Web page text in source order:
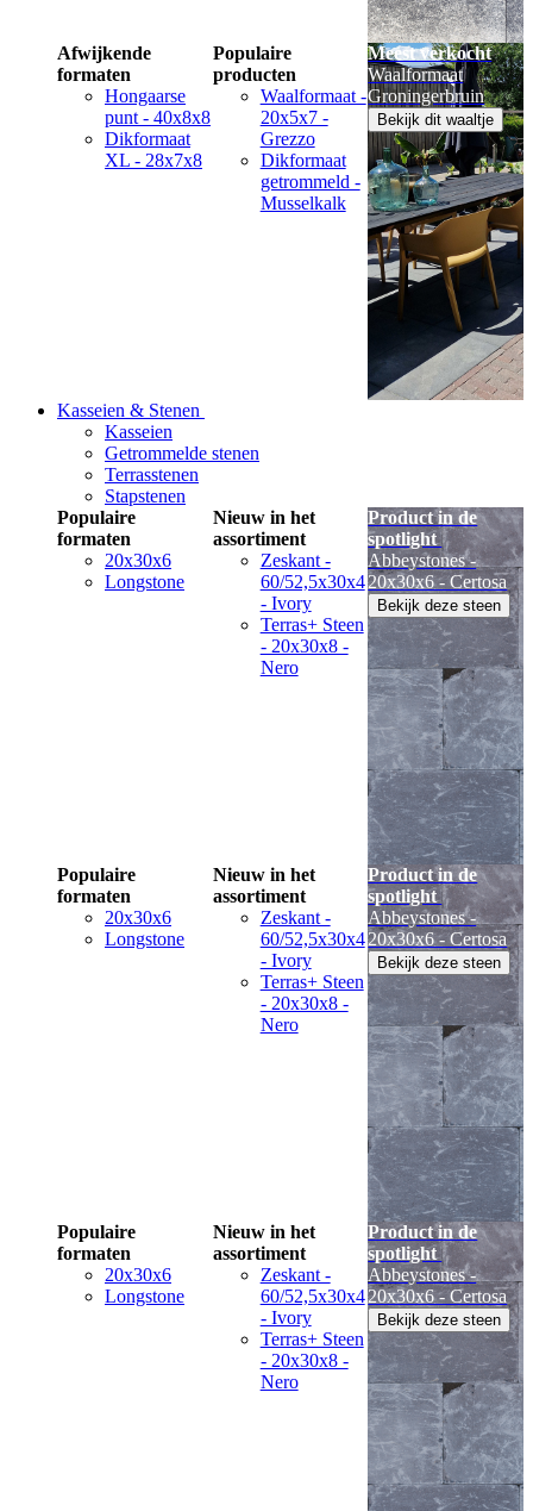
Afwijkende
formaten
Hongaarse
punt - 40x8x8
Dikformaat
XL - 28x7x8
Populaire
producten
Waalformaat -
20x5x7 -
Grezzo
Dikformaat
getrommeld -
Musselkalk
Meest verkocht
Waalformaat
Groningerbruin
Bekijk dit waaltje
Kasseien & Stenen
Kasseien
Getrommelde stenen
Terrasstenen
Stapstenen
Populaire
formaten
20x30x6
Longstone
Nieuw in het
assortiment
Zeskant -
60/52,5x30x4
- Ivory
Terras+ Steen
- 20x30x8 -
Nero
Product in de
spotlight
Abbeystones -
20x30x6 - Certosa
Bekijk deze steen
Populaire
formaten
20x30x6
Longstone
Nieuw in het
assortiment
Zeskant -
60/52,5x30x4
- Ivory
Terras+ Steen
- 20x30x8 -
Nero
Product in de
spotlight
Abbeystones -
20x30x6 - Certosa
Bekijk deze steen
Populaire
formaten
20x30x6
Longstone
Nieuw in het
assortiment
Zeskant -
60/52,5x30x4
- Ivory
Terras+ Steen
- 20x30x8 -
Nero
Product in de
spotlight
Abbeystones -
20x30x6 - Certosa
Bekijk deze steen